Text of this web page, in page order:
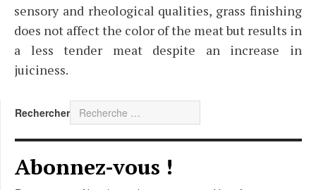
sensory and rheological qualities, grass finishing
does not affect the color of the meat but results in
a less tender meat despite an increase in
juiciness.
Rechercher
Abonnez-vous !